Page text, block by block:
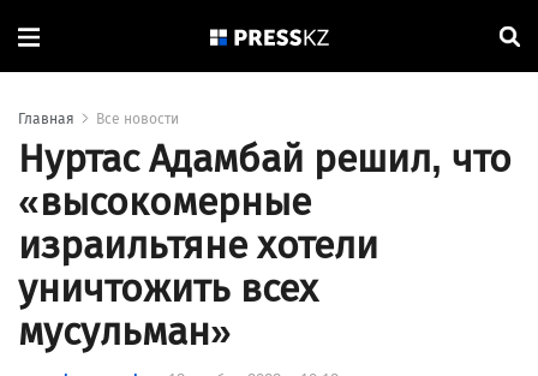
Главная Все новости
Нуртас Адамбай решил, что
«высокомерные
израильтяне хотели
уничтожить всех
мусульман»